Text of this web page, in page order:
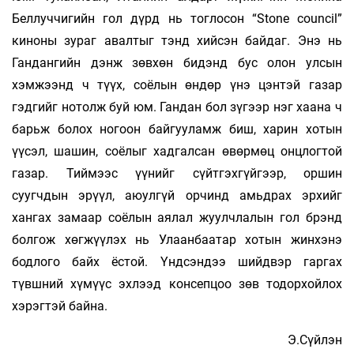
Беллуччигийн гол дүрд нь тоглосон “Stone сouncil”
киноны зураг авалтыг тэнд хийсэн байдаг. Энэ нь
Гандангийн дэнж зөвхөн бидэнд бус олон улсын
хэмжээнд ч түүх, соёлын өндөр үнэ цэнтэй газар
гэдгийг нотолж буй юм. Гандан бол зүгээр нэг хаана ч
барьж болох ногоон байгууламж биш, харин хотын
үүсэл, шашин, соёлыг хадгалсан өвөрмөц онцлогтой
газар. Тиймээс үүнийг сүйтгэхгүйгээр, оршин
суугчдын эрүүл, аюулгүй орчинд амьдрах эрхийг
хангах замаар соёлын аялал жуулчлалын гол брэнд
болгож хөгжүүлэх нь Улаанбаатар хотын жинхэнэ
бодлого байх ёстой. Үндсэндээ шийдвэр гаргах
түвшний хүмүүс эхлээд консепцоо зөв тодорхойлох
хэрэгтэй байна.
Э.Сүйлэн